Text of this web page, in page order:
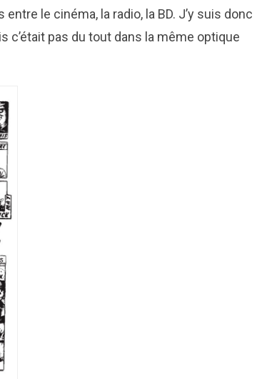
le cinéma, la radio, la BD. J’y suis donc
c’était pas du tout dans la même optique